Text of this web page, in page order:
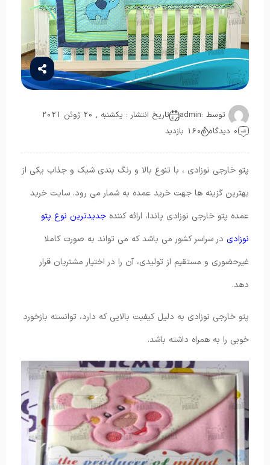
توسط :admin
تاریخ انتشار : یکشنبه , 20 ژوئن 2021
0 دیدگاه
160 بازدید
پتو خارجی نوزادی ، با تنوع بالا و رنگ بندی شیک و جذاب یکی از
بهترین گزینه ها جهت خرید عمده به شمار می رود. سایت خرید
عمده پتو خارجی نوزادی پاندا، ارائه کننده جدیدترین نوع پتو
نوزادی در سراسر کشور می باشد که می تواند به صورت کاملا
غیرحضوری و مستقیم از تولیدی، آن را در اختیار مشتریان قرار
دهد.
پتو خارجی نوزادی به دلیل کیفیت بالایی که دارد، توانسته بازخورد
خوبی را به همراه داشته باشد.